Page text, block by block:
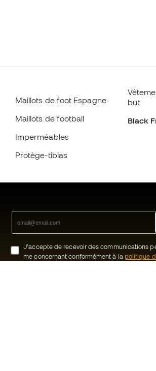
Maillots de foot Espagne
Maillots de football
Imperméables
Protège-tibias
but
Black
J’accepte de recevoir des communications
me concernant conformément à la politique